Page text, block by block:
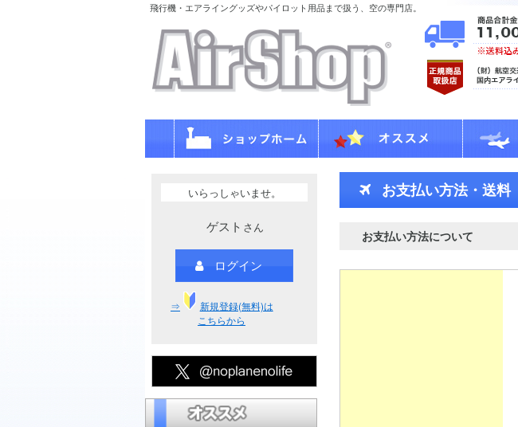
飛行機・エアライングッズやパイロット用品まで扱う、空の専門店。
いらっしゃいませ。
ゲスト さん
ログイン
⇒
新規登録(無料)は
こちらから
お支払い方法・送料
お支払い方法について